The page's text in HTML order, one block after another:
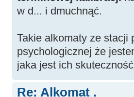
w d... i dmuchnąć.
Takie alkomaty ze stacji
psychologicznej że
jaka jest ich
Re: Alkomat .